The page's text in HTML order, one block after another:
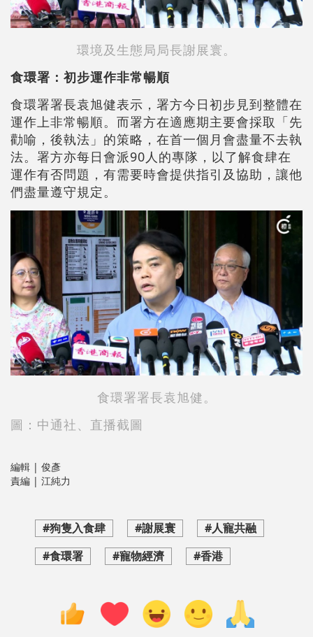
環境及生態局局長謝展寰。
食環署：初步運作非常暢順
食環署署長袁旭健表示，署方今日初步見到整體在
運作上非常暢順。而署方在適應期主要會採取「先
勸喻，後執法」的策略，在首一個月會盡量不去執
法。署方亦每日會派90人的專隊，以了解食肆在
運作有否問題，有需要時會提供指引及協助，讓他
們盡量遵守規定。
食環署署長袁旭健。
圖：中通社、直播截圖
編輯 | 俊彥
責編 | 江純力
#狗隻入食肆 #謝展寰
#人寵共融
#食環署
#寵物經濟 #香港